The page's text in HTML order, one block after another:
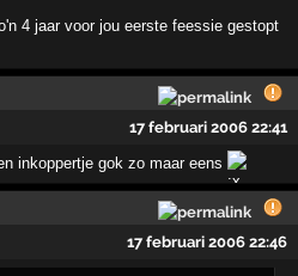
4 jaar voor jou eerste feessie gestopt
17 februari 2006 22:41
inkoppertje gok zo maar eens
17 februari 2006 22:46